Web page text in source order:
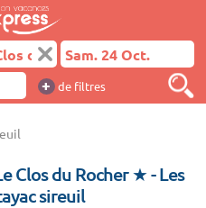
+ de filtres
Clos du Rocher ★- Les
sireuil